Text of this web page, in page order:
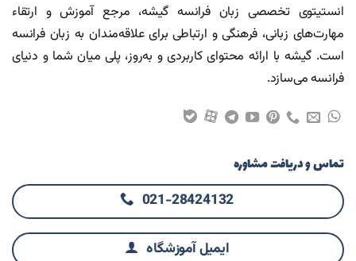
انستیتوی تخصصی زبان فرانسه گیشه، مرجع آموزش و ارتقاء
مهارت‌های زبانی، فرهنگی و ارتباطی برای علاقه‌مندان به زبان فرانسه
است. گیشه با ارائه محتوای کاربردی و به‌روز، پلی میان شما و دنیای
فرانسه می‌سازد.
تماس و دریافت مشاوره
021-28424132
ایمیل آموزشگاه